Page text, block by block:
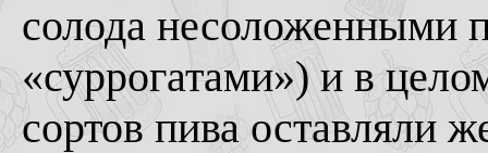
солода несоложенными
«суррогатами») и в
сортов пива оставляли